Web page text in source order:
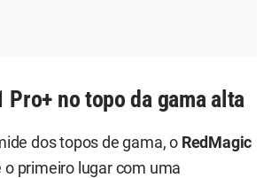
Pro+ no topo da gama alta
dos topos de gama, o RedMagic
primeiro lugar com uma